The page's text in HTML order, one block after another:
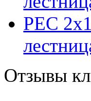
PEC
Отзывы